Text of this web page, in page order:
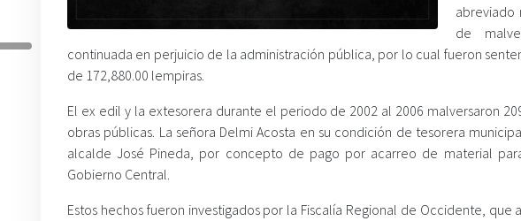
de
continuada en perjuicio de la administración pública, por lo cual fueron
de 172,880.00 lempiras.
El ex edil y la extesorera durante el periodo de 2002 al 2006 malversaron
obras públicas. La señora Delmi Acosta en su condición de tesorera
alcalde José Pineda, por concepto de pago por acarreo de material
Gobierno Central.
Estos hechos fueron investigados por la Fiscalía Regional de Occidente,